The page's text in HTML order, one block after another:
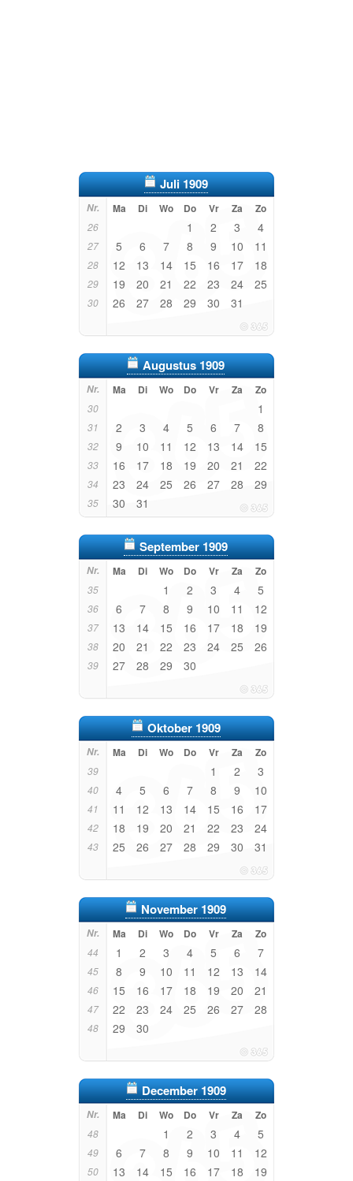
Juli 1909
Nr. Ma Di Wo Do Vr Za Zo
26 1 2 3 4
27 5 6 7 8 9 10 11
28 12 13 14 15 16 17 18
29 19 20 21 22 23 24 25
30 26 27 28 29 30 31
Augustus 1909
Nr. Ma Di Wo Do Vr Za Zo
30 1
31 2 3 4 5 6 7 8
32 9 10 11 12 13 14 15
33 16 17 18 19 20 21 22
34 23 24 25 26 27 28 29
35 30 31
September 1909
Nr. Ma Di Wo Do Vr Za Zo
35 1 2 3 4 5
36 6 7 8 9 10 11 12
37 13 14 15 16 17 18 19
38 20 21 22 23 24 25 26
39 27 28 29 30
Oktober 1909
Nr. Ma Di Wo Do Vr Za Zo
39 1 2 3
40 4 5 6 7 8 9 10
41 11 12 13 14 15 16 17
42 18 19 20 21 22 23 24
43 25 26 27 28 29 30 31
November 1909
Nr. Ma Di Wo Do Vr Za Zo
44 1 2 3 4 5 6 7
45 8 9 10 11 12 13 14
46 15 16 17 18 19 20 21
47 22 23 24 25 26 27 28
48 29 30
December 1909
Nr. Ma Di Wo Do Vr Za Zo
48 1 2 3 4 5
49 6 7 8 9 10 11 12
50 13 14 15 16 17 18 19